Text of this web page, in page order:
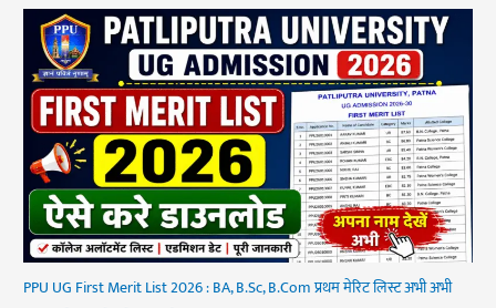
PPU UG First Merit List 2026 : BA, B.Sc, B.Com प्रथम मेरिट लिस्ट अभी अभी